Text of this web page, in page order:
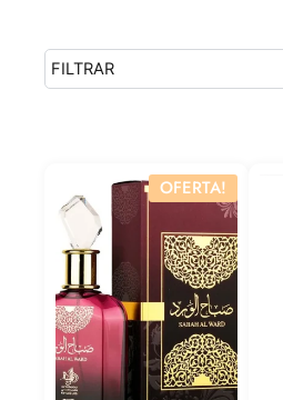
FILTRAR
OFERTA!